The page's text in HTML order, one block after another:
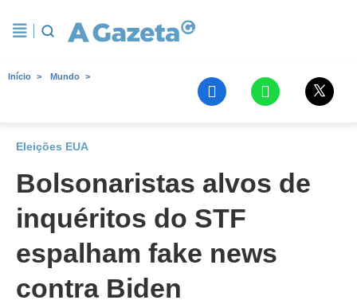
Início Mundo
Eleições EUA
Bolsonaristas alvos de
inquéritos do STF
espalham fake news
contra Biden